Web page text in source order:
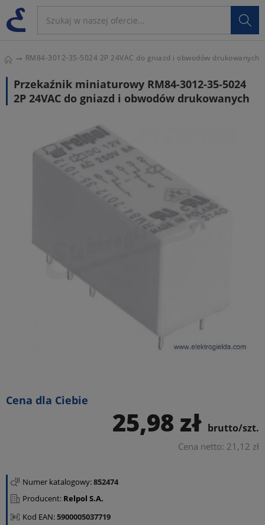

RM84-3012-35-5024 2P 24VAC do gniazd i obwodów drukowanych
Przekaźnik miniaturowy RM84-3012-35-5024
2P 24VAC do gniazd i obwodów drukowanych
Cena dla Ciebie
25,98 zł brutto/szt.
Cena netto: 21,12 zł
Numer katalogowy:852474
Producent: Relpol S.A.
Kod EAN:5900005037719